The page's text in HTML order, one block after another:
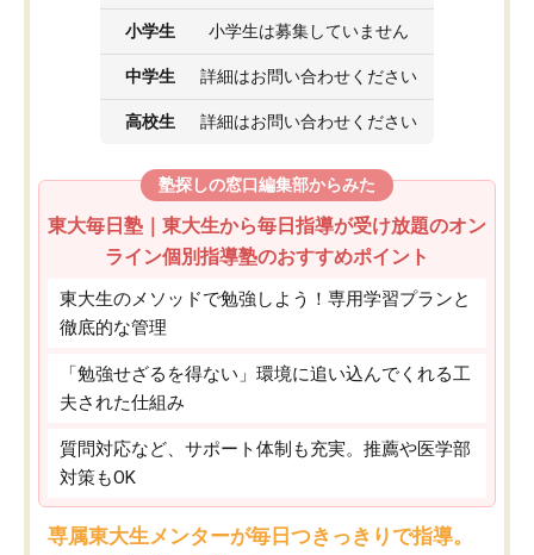
小学生 小学生は募集していません
中学生 詳細はお問い合わせください
高校生 詳細はお問い合わせください
塾探しの窓口編集部からみた
東大毎日塾｜東大生から毎日指導が受け放題のオン
ライン個別指導塾のおすすめポイント
東大生のメソッドで勉強しよう！専用学習プランと
徹底的な管理
「勉強せざるを得ない」環境に追い込んでくれる工
夫された仕組み
質問対応など、サポート体制も充実。推薦や医学部
対策もOK
専属東大生メンターが毎日つきっきりで指導。